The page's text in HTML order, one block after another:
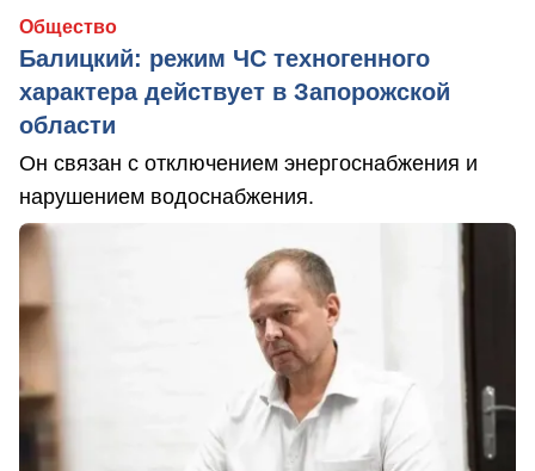
Общество
Балицкий: режим ЧС техногенного
характера действует в Запорожской
области
Он связан с отключением энергоснабжения и
нарушением водоснабжения.